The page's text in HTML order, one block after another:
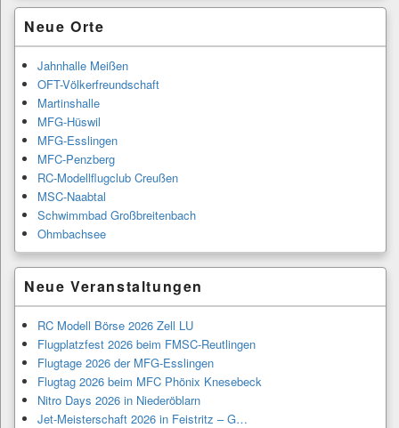
Primärer
Seitenleisten-
Widgetbereich
Neue Orte
Jahnhalle Meißen
OFT-Völkerfreundschaft
Martinshalle
MFG-Hüswil
MFG-Esslingen
MFC-Penzberg
RC-Modellflugclub Creußen
MSC-Naabtal
Schwimmbad Großbreitenbach
Ohmbachsee
Neue Veranstaltungen
RC Modell Börse 2026 Zell LU
Flugplatzfest 2026 beim FMSC-Reutlingen
Flugtage 2026 der MFG-Esslingen
Flugtag 2026 beim MFC Phönix Knesebeck
Nitro Days 2026 in Niederöblarn
Jet-Meisterschaft 2026 in Feistritz – G…